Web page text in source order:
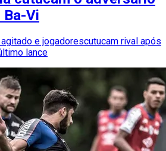
Vi
e jogadorescutucam rival após
lance